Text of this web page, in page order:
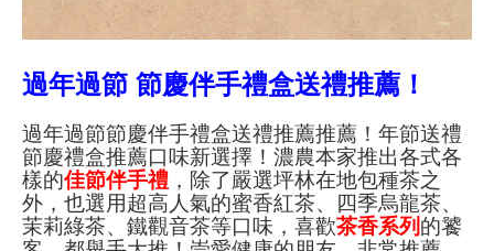
過年過節 節慶伴手禮盒送禮推薦！
過年過節節慶伴手禮盒送禮推薦推薦！年節送禮
節慶禮盒推薦口味新選擇！濃農本家推出各式各
樣的佳節伴手禮 ，除了嚴選坪林在地包種茶之
外，也選用超高人氣的蜜香紅茶、四季烏龍茶、
茉莉綠茶、鐵觀音茶等口味，喜歡茶香系列 的饕